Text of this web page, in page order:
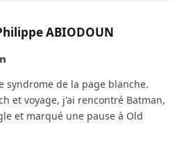
ABIODOUN
LinkedIn
syndrome de la page blanche.
et voyage, j'ai rencontré Batman,
et marqué une pause à Old